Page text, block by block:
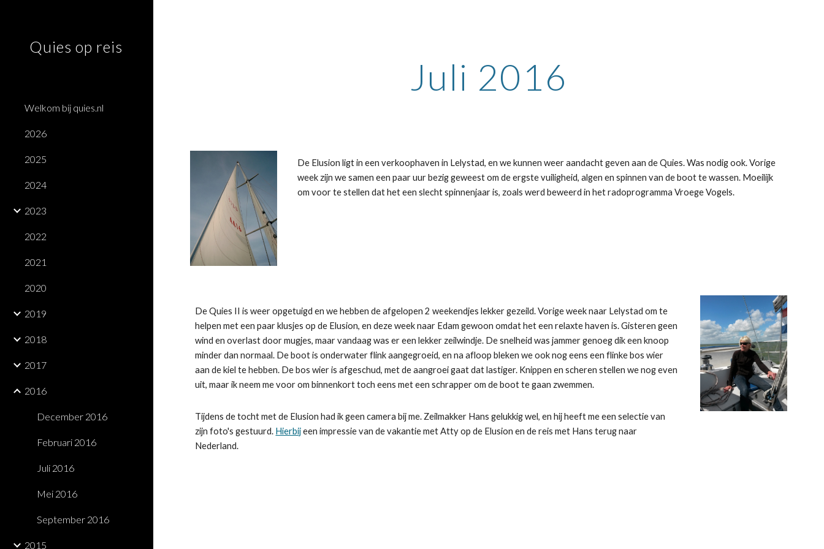
Quies op reis
Welkom bij quies.nl
2026
2025
2024
2023
2022
2021
2020
2019
2018
2017
2016
December 2016
Februari 2016
Juli 2016
Mei 2016
September 2016
2015
Juli 2016
De Elusion ligt in een verkoophaven in Lelystad, en we kunnen weer aandacht geven aan de Quies. Was nodig ook. Vorige
week zijn we samen een paar uur bezig geweest om de ergste vuiligheid, algen en spinnen van de boot te wassen. Moeilijk
om voor te stellen dat het een slecht spinnenjaar is, zoals werd beweerd in het radoprogramma Vroege Vogels.
De Quies II is weer opgetuigd en we hebben de afgelopen 2 weekendjes lekker gezeild. Vorige week naar Lelystad om te
helpen met een paar klusjes op de Elusion, en deze week naar Edam gewoon omdat het een relaxte haven is. Gisteren geen
wind en overlast door mugjes, maar vandaag was er een lekker zeilwindje. De snelheid was jammer genoeg dik een knoop
minder dan normaal. De boot is onderwater flink aangegroeid, en na afloop bleken we ook nog eens een flinke bos wier
aan de kiel te hebben. De bos wier is afgeschud, met de aangroei gaat dat lastiger. Knippen en scheren stellen we nog even
uit, maar ik neem me voor om binnenkort toch eens met een schrapper om de boot te gaan zwemmen.
Tijdens de tocht met de Elusion had ik geen camera bij me. Zeilmakker Hans gelukkig wel, en hij heeft me een selectie van
zijn foto's gestuurd. Hierbijeen impressie van de vakantie met Atty op de Elusion en de reis met Hans terug naar
Nederland.